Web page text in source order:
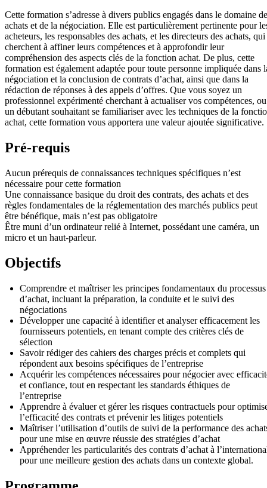
Cette formation s’adresse à divers publics engagés dans le domaine
achats et de la négociation. Elle est particulièrement pertinente pour
acheteurs, les responsables des achats, et les directeurs des achats, qui
cherchent à affiner leurs compétences et à approfondir leur
compréhension des aspects clés de la fonction achat. De plus, cette
formation est également adaptée pour toute personne impliquée dans
négociation et la conclusion de contrats d’achat, ainsi que dans la
rédaction de réponses à des appels d’offres. Que vous soyez un
professionnel expérimenté cherchant à actualiser vos compétences, ou
un débutant souhaitant se familiariser avec les techniques de la
achat, cette formation vous apportera une valeur ajoutée significative.
Pré-requis
Aucun prérequis de connaissances techniques spécifiques n’est
nécessaire pour cette formation
Une connaissance basique du droit des contrats, des achats et des
règles fondamentales de la réglementation des marchés publics peut
être bénéfique, mais n’est pas obligatoire
Être muni d’un ordinateur relié à Internet, possédant une caméra, un
micro et un haut-parleur.
Objectifs
Comprendre et maîtriser les principes fondamentaux du processus
d’achat, incluant la préparation, la conduite et le suivi des
négociations
Développer une capacité à identifier et analyser efficacement les
fournisseurs potentiels, en tenant compte des critères clés de
sélection
Savoir rédiger des cahiers des charges précis et complets qui
répondent aux besoins spécifiques de l’entreprise
Acquérir les compétences nécessaires pour négocier avec
et confiance, tout en respectant les standards éthiques de
l’entreprise
Apprendre à évaluer et gérer les risques contractuels pour
l’efficacité des contrats et prévenir les litiges potentiels
Maîtriser l’utilisation d’outils de suivi de la performance des
pour une mise en œuvre réussie des stratégies d’achat
Appréhender les particularités des contrats d’achat à
pour une meilleure gestion des achats dans un contexte global.